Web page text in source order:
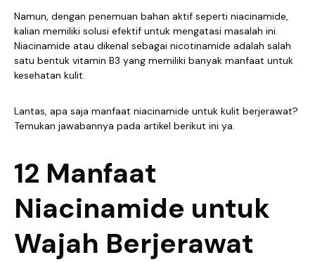
Namun, dengan penemuan bahan aktif seperti niacinamide,
kalian memiliki solusi efektif untuk mengatasi masalah ini.
Niacinamide atau dikenal sebagai nicotinamide adalah salah
satu bentuk vitamin B3 yang memiliki banyak manfaat untuk
kesehatan kulit.
Lantas, apa saja manfaat niacinamide untuk kulit berjerawat?
Temukan jawabannya pada artikel berikut ini ya.
12 Manfaat
Niacinamide untuk
Wajah Berjerawat